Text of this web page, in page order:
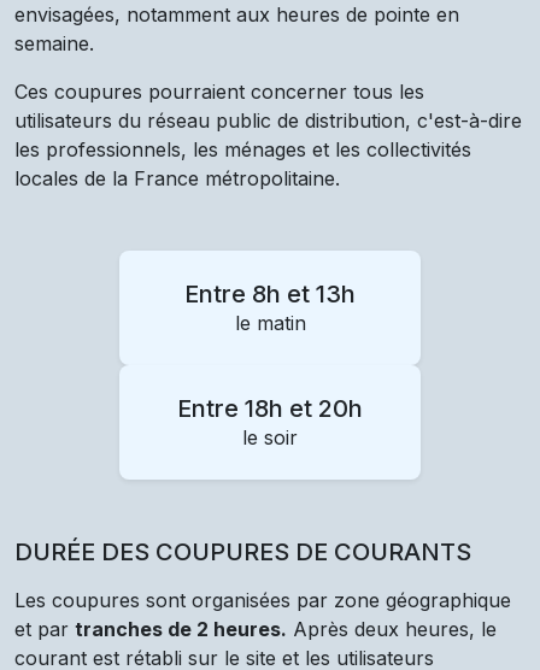
envisagées, notamment aux heures de pointe en
semaine.
Ces coupures pourraient concerner tous les
utilisateurs du réseau public de distribution, c'est-à-dire
les professionnels, les ménages et les collectivités
locales de la France métropolitaine.
Entre 8h et 13h
le matin
Entre 18h et 20h
le soir
DURÉE DES COUPURES DE COURANTS
Les coupures sont organisées par zone géographique
et par tranches de 2 heures. Après deux heures, le
courant est rétabli sur le site et les utilisateurs